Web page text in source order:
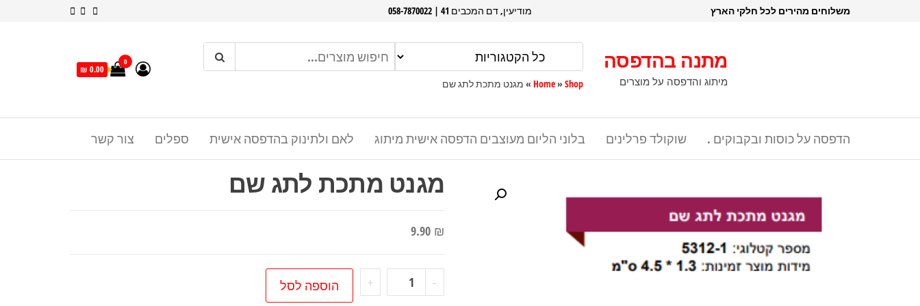
משלוחים מהירים לכל חלקי הארץ מודיעין, דם המכבים 41 | 058-7870022
מתנה בהדפסה
מיתוג והדפסה על מוצרים Home» Shop
» מגנט מתכת לתג שם
0
0.00 ₪
צור קשר ספלים לאם ולתינוק בהדפסה אישית בלוני הליום מעוצבים הדפסה אישית מיתוג שוקולד פרלינים הדפסה על כוסות ובקבוקים .
מגנט מתכת לתג שם
9.90 ₪
-
כמות
של
+ הוספה לסל